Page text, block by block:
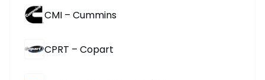
CMI – Cummins
CPRT – Copart